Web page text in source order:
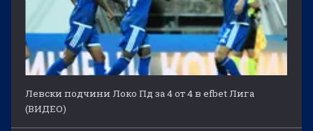
Левски подчини Локо Пд за 4 от 4 в efbet Лига
(ВИДЕО)